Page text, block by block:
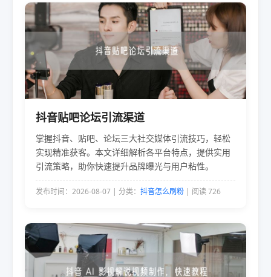
抖音贴吧论坛引流渠道
掌握抖音、贴吧、论坛三大社交媒体引流技巧，轻松
实现精准获客。本文详细解析各平台特点，提供实用
引流策略，助你快速提升品牌曝光与用户粘性。
发布时间：2026-08-07 | 分类： 抖音怎么刷粉 | 阅读 726